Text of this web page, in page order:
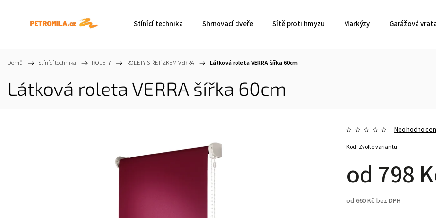
Stínící technika Shrnovací dveře Sítě proti hmyzu Markýzy Garážová vrata
Domů / Stínící technika / ROLETY / ROLETY S ŘETÍZKEM VERRA / Látková roleta VERRA šířka 60cm
Látková roleta VERRA šířka 60cm
od 798
od660 Kč bez DPH
Kód: Zvolte variantu